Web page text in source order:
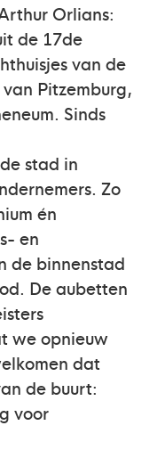
Orlians:
de 17de
van de
Pitzemburg,
Sinds
stad in
Zo
én
en
de binnenstad
De aubetten
we opnieuw
dat
de buurt:
voor